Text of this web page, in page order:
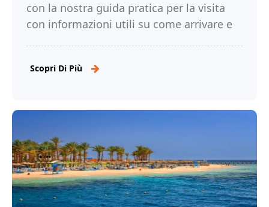
con la nostra guida pratica per la visita
con informazioni utili su come arrivare e
Scopri Di Più